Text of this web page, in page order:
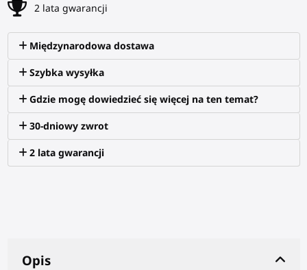
2 lata gwarancji
Międzynarodowa dostawa
Szybka wysyłka
Gdzie mogę dowiedzieć się więcej na ten temat?
30-dniowy zwrot
2 lata gwarancji
Opis